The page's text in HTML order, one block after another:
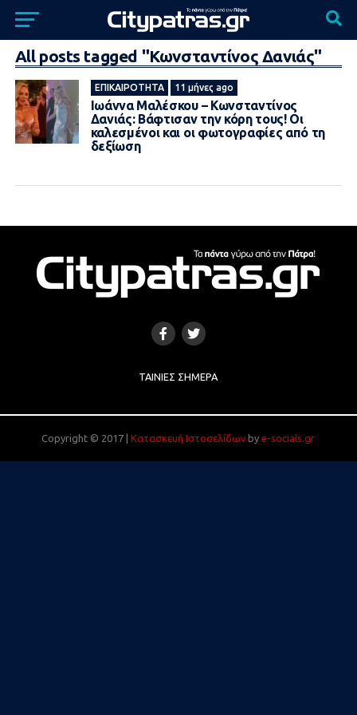
All posts tagged "Κωνσταντίνος Δανιάς"
ΕΠΙΚΑΙΡΌΤΗΤΑ 11 μήνες ago
Ιωάννα Μαλέσκου – Κωνσταντίνος
Δανιάς: Βάφτισαν την κόρη τους! Οι
καλεσμένοι και οι φωτογραφίες από τη
δεξίωση
ΤΑΙΝΊΕΣ ΣΉΜΕΡΑ
Copyright © 2017 |Κατασκευή Ιστοσελίδων bye-socials.gr